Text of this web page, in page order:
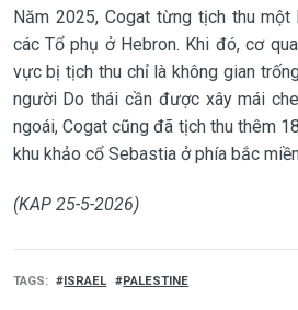
Năm 2025, Cogat từng tịch thu
các Tổ phụ ở Hebron. Khi đó, cơ
vực bị tịch thu chỉ là không gian
người Do thái cần được xây mái
ngoái, Cogat cũng đã tịch thu thêm
khu khảo cổ Sebastia ở phía bắc
(KAP 25-5-2026)
TAGS ISRAEL PALESTINE